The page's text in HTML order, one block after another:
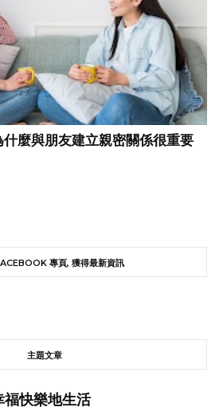
麼與朋友建立親密關係很重要
專頁, 獲得最新資訊
主題文章
快樂地生活